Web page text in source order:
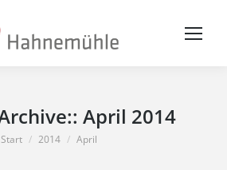
April 2014
befinden sich hier:
Start 2014 April